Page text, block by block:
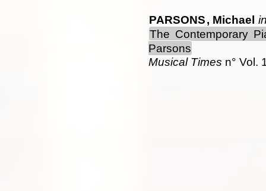
PARSONS, Michael
The Contemporary
Parsons
Musical Times n° Vol.